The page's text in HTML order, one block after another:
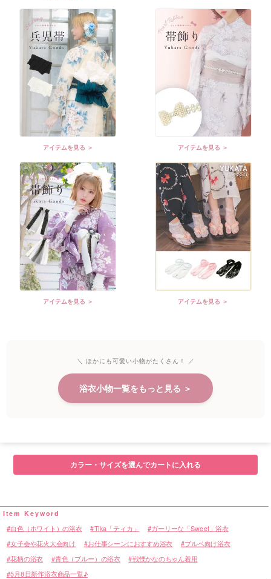
アイテムを見る ＞ アイテムを見る ＞
アイテムを見る ＞ アイテムを見る ＞
＼ ほかにも可愛い小物がたくさん！ ／
浴衣小物一覧をもっと見る ＞
カラー・サイズを選んでカートに入れる
白色（ホワイト）の浴衣 Tika「ティカ」 ガーリーな「Sweet」浴衣
女子会や花火大会向け お仕事シーンにおすすめ浴衣 ブルベ向け浴衣
花柄の浴衣 青色（ブルー）の浴衣 戦慄かなのちゃん着用
5月8日新作浴衣商品一覧♪